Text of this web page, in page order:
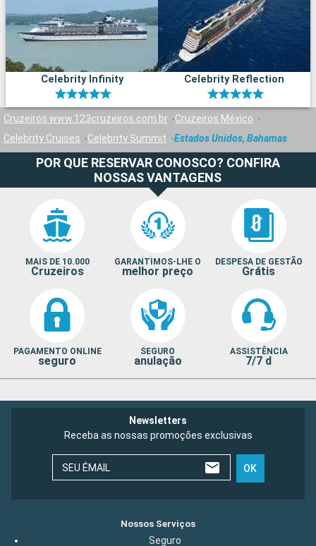
Celebrity Infinity Celebrity Reflection
Cruzeiros www.123cruzeiros.com.br
Cruzeiros México
Celebrity Cruises
Celebrity Summit Estados Unidos, Bahamas
POR QUE RESERVAR CONOSCO? CONFIRA
NOSSAS VANTAGENS
MAIS DE 10.000
Cruzeiros
GARANTIMOS-LHE O
melhor preço
DESPESA DE GESTÃO
Grátis
PAGAMENTO ONLINE
seguro
SEGURO
anulação
ASSISTÊNCIA
7/7 d
Newsletters
Receba as nossas promoções exclusivas
SEU ÉMAIL OK
Nossos Serviços
Seguro